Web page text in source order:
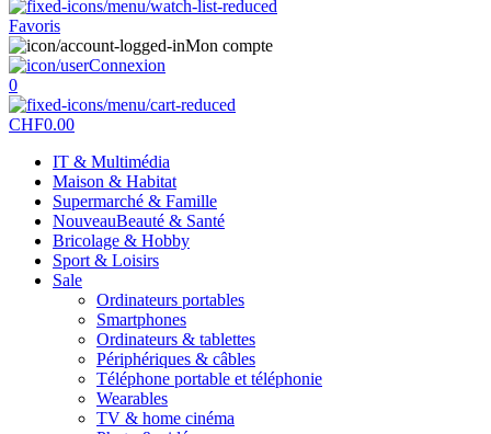
Favoris
Mon compte
Connexion
0
CHF0.00
IT & Multimédia
Maison & Habitat
Supermarché & Famille
NouveauBeauté & Santé
Bricolage & Hobby
Sport & Loisirs
Sale
Ordinateurs portables
Smartphones
Ordinateurs & tablettes
Périphériques & câbles
Téléphone portable et téléphonie
Wearables
TV & home cinéma